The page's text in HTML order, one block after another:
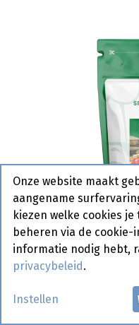
Bolognaise
Onze website maakt
aangename
kiezen welke cookies
beheren via de cookie-
informatie nodig hebt,
privacybeleid .
Instellen